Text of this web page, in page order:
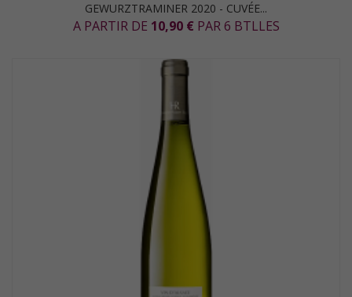
GEWURZTRAMINER 2020 - CUVÉE...
A PARTIR DE 10,90 € PAR 6 BTLLES